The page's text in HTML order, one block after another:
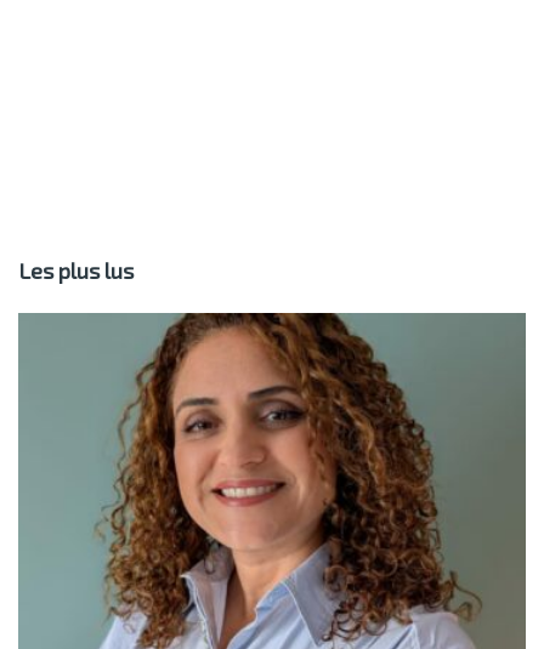
Les plus lus